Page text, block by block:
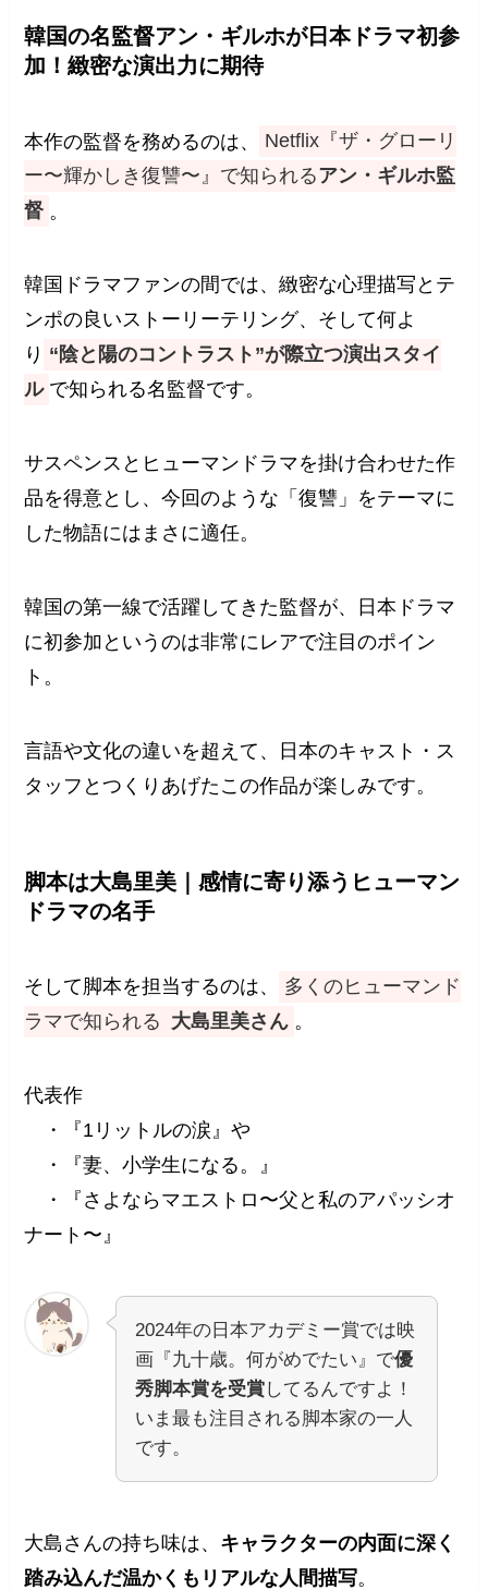
韓国の名監督アン・ギルホが日本ドラマ初参
加！緻密な演出力に期待
本作の監督を務めるのは、
Netflix『ザ・グローリ
ー〜輝かしき復讐〜』で知られるアン・ギルホ監
督 。
韓国ドラマファンの間では、緻密な心理描写とテ
ンポの良いストーリーテリング、そして何よ
り “陰と陽のコントラスト”が際立つ演出スタイ
ル で知られる名監督です。
サスペンスとヒューマンドラマを掛け合わせた作
品を得意とし、今回のような「復讐」をテーマに
した物語にはまさに適任。
韓国の第一線で活躍してきた監督が、日本ドラマ
に初参加というのは非常にレアで注目のポイン
ト。
言語や文化の違いを超えて、日本のキャスト・ス
タッフとつくりあげたこの作品が楽しみです。
脚本は大島里美｜感情に寄り添うヒューマン
ドラマの名手
そして脚本を担当するのは、
多くのヒューマンド
ラマで知られる 大島里美さん 。
代表作
・『1リットルの涙』や
・『妻、小学生になる。』
・『さよならマエストロ〜父と私のアパッシオ
ナート〜』
2024年の日本アカデミー賞では映
画『九十歳。何がめでたい』で優
秀脚本賞を受賞してるんですよ！
いま最も注目される脚本家の一人
です。
大島さんの持ち味は、 キャラクターの内面に深く
踏み込んだ温かくもリアルな人間描写。